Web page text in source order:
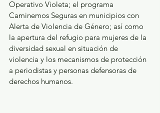
Operativo Violeta; el programa
Caminemos Seguras en municipios con
Alerta de Violencia de Género; así como
la apertura del refugio para mujeres de la
diversidad sexual en situación de
violencia y los mecanismos de protección
a periodistas y personas defensoras de
derechos humanos.